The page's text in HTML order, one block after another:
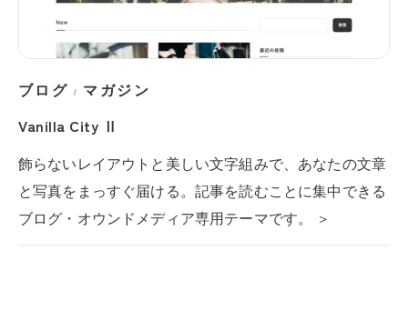
ブログ / マガジン
Vanilla City Ⅱ
飾らないレイアウトと美しい文字組みで、あなたの文章
と写真をまっすぐ届ける。記事を読むことに集中できる
ブログ・オウンドメディア専用テーマです。 ＞